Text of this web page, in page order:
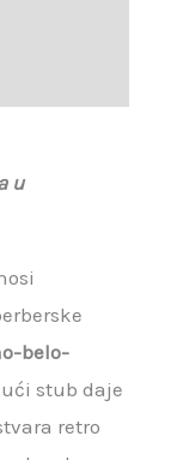
u
belo-
stub daje
retro